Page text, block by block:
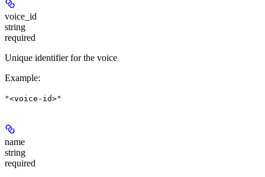
voice_id
string
required
Unique identifier for the voice
Example:
"<voice-id>"
name
string
required